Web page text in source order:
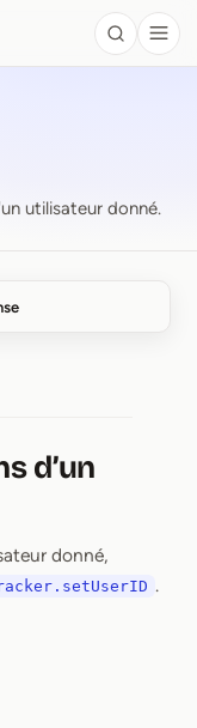
Search
utilisateur donné.
d’un
donné,
.